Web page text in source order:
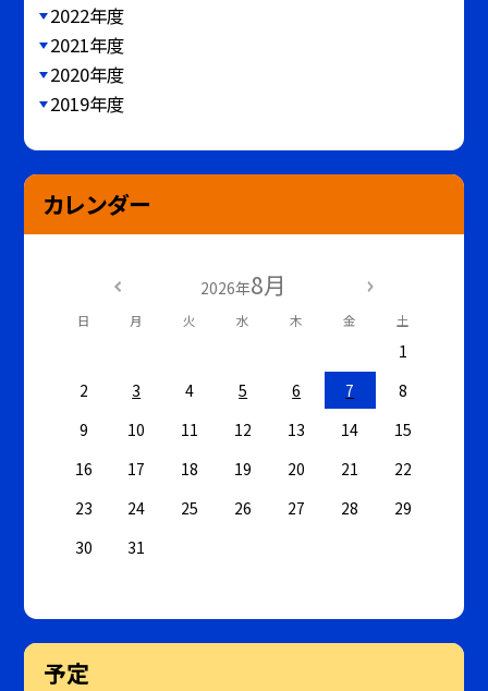
2022年度
2021年度
2020年度
2019年度
カレンダー
2026年8月
日 月 火 水 木 金 土
1
2
3 4 5 6 7
8
9
10 11 12 13 14
15
16
17 18 19 20 21
22
23
24 25 26 27 28
29
30
31
予定